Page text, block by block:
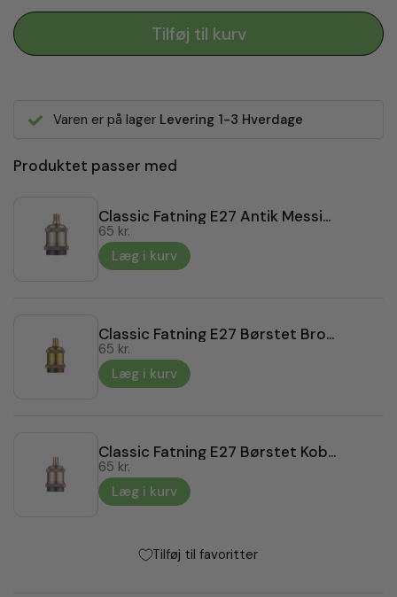
Tilføj til kurv
Varen er på lager Levering 1-3 Hverdage
Produktet passer med
Classic Fatning E27 Antik Messing
65 kr.
Læg i kurv
Classic Fatning E27 Børstet Bronze
65 kr.
Læg i kurv
Classic Fatning E27 Børstet Kobber
65 kr.
Læg i kurv
Tilføj til favoritter